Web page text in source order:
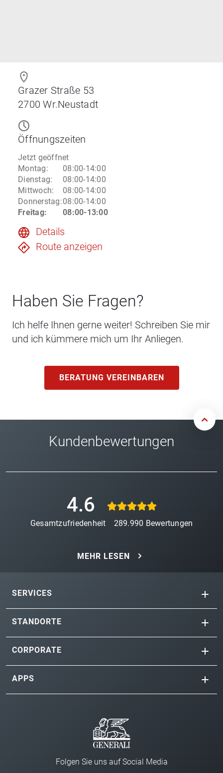
Grazer Straße 53
2700 Wr.Neustadt
Öffnungszeiten
Jetzt geöffnet
Montag:
08:00-14:00
Dienstag:
08:00-14:00
Mittwoch:
08:00-14:00
Donnerstag:08:00-14:00
Freitag: 08:00-13:00
Details
Route anzeigen
Haben Sie Fragen?
Ich helfe Ihnen gerne weiter! Schreiben Sie mir
und ich kümmere mich um Ihr Anliegen.
BERATUNG VEREINBAREN
Kundenbewertungen
4.6
Gesamtzufriedenheit 289.990 Bewertungen
MEHR LESEN
SERVICES
STANDORTE
CORPORATE
APPS
Folgen Sie uns auf Social Media